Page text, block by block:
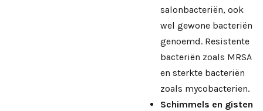
salonbacteriën, ook
wel gewone bacteriën
genoemd. Resistente
bacteriën zoals MRSA
en sterkte bacteriën
zoals mycobacterien.
Schimmels en gisten